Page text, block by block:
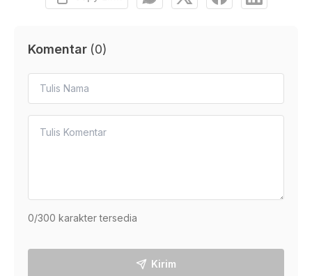
Komentar (0)
0/300 karakter tersedia
Kirim